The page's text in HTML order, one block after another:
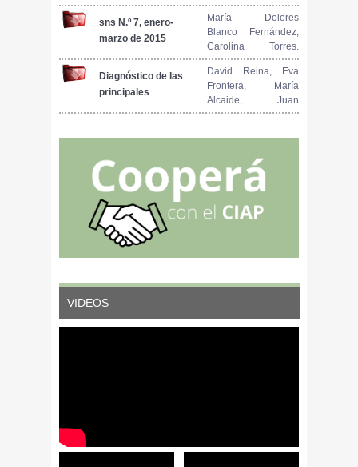
para inseminaciones
artificiales
Reixach, Josep;
Bonet, Sergi
sns N.º 7, enero-
marzo de 2015
UN SISTEMA DE
DETECCIÓN DE
AGROALIMENTARIA
María Dolores
Blanco Fernández,
Carolina Torres,
Robertina Viviana
Cammarata, Melina
Elizabeth Barrios y
Viviana Andrea
Diagnóstico de las
principales
ganado porcino.
David Reina, Eva
Frontera, María
Alcaide, Juan
Enrique Pérez-
Francisco Javier
Serrano
VIDEOS